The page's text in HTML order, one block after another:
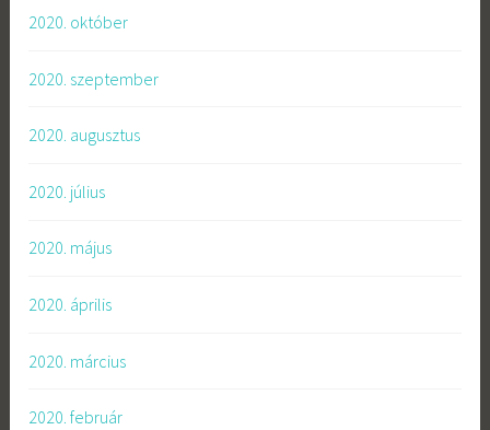
2020. október
2020. szeptember
2020. augusztus
2020. július
2020. május
2020. április
2020. március
2020. február